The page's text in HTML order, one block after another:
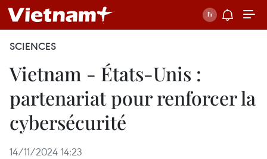
SCIENCES
Vietnam - États-Unis :
partenariat pour renforcer la
cybersécurité
14/11/2024 14:23